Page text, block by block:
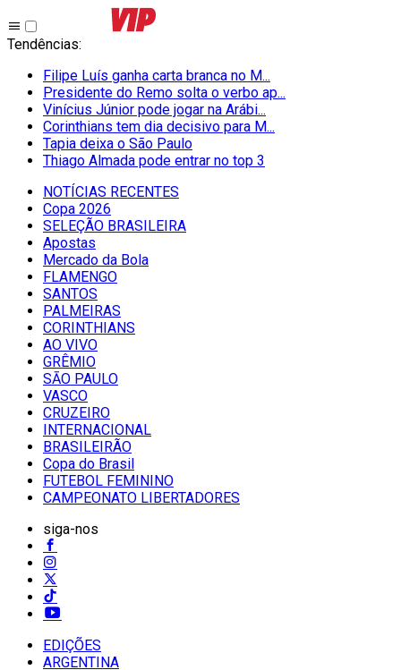
Tendências:
Filipe Luís ganha carta branca no M...
Presidente do Remo solta o verbo ap...
Vinícius Júnior pode jogar na Arábi...
Corinthians tem dia decisivo para M...
Tapia deixa o São Paulo
Thiago Almada pode entrar no top 3
NOTÍCIAS RECENTES
Copa 2026
SELEÇÃO BRASILEIRA
Apostas
Mercado da Bola
FLAMENGO
SANTOS
PALMEIRAS
CORINTHIANS
AO VIVO
GRÊMIO
SĀO PAULO
VASCO
CRUZEIRO
INTERNACIONAL
BRASILEIRÃO
Copa do Brasil
FUTEBOL FEMININO
CAMPEONATO LIBERTADORES
siga-nos
EDIÇÕES
ARGENTINA